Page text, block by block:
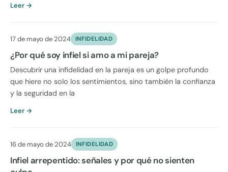
Leer →
17 de mayo de 2024 INFIDELIDAD
¿Por qué soy infiel si amo a mi pareja?
Descubrir una infidelidad en la pareja es un golpe profundo
que hiere no solo los sentimientos, sino también la confianza
y la seguridad en la
Leer →
16 de mayo de 2024 INFIDELIDAD
Infiel arrepentido: señales y por qué no sienten